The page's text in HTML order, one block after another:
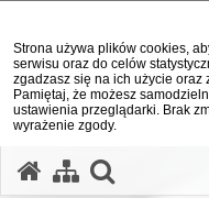
Strona używa plików cookies,
serwisu oraz do celów
zgadzasz się na ich użycie
Pamiętaj, że możesz
ustawienia przeglądarki. Brak
wyrażenie zgody.